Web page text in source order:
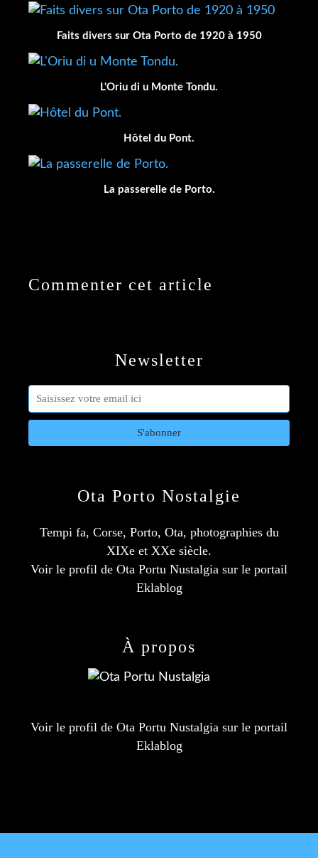
Faits divers sur Ota Porto de 1920 à 1950
L'Oriu di u Monte Tondu.
Hôtel du Pont.
La passerelle de Porto.
Commenter cet article
Newsletter
Ota Porto Nostalgie
Tempi fa, Corse, Porto, Ota, photographies du
XIXe et XXe siècle.
Voir le profil de Ota Portu Nustalgia sur le portail
Eklablog
À propos
Voir le profil de Ota Portu Nustalgia sur le portail
Eklablog